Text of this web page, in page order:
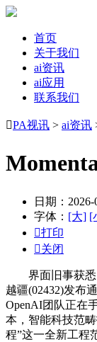
首页
关于我们
ai资讯
ai应用
联系我们
PA视讯 > ai资讯
日期：2026-
字体： [大] [
打印
关闭
界面旧事获悉
越疆(02432)发布
OpenAI团队正在
本，智能科技范
程”这一全新工程